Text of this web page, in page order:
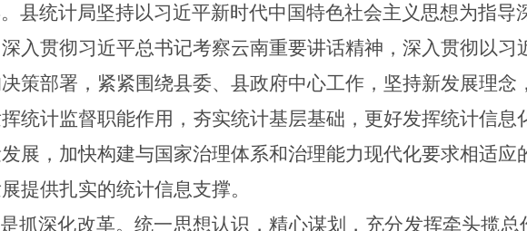
县统计局坚持以习近平新时代中国特色社会主义思想为指导
入贯彻习近平总书记考察云南重要讲话精神，深入贯彻以习
策部署， 紧紧围绕县委、县政府中心工作，坚持新发展理念，
统计监督职能作用，夯实统计基层基础，更好发挥统计信息
展，加快构建与国家治理体系和治理能力现代化要求相适应
提供扎实的统计信息支撑。
是抓深化改革。统一思想认识，精心谋划，充分发挥牵头揽总